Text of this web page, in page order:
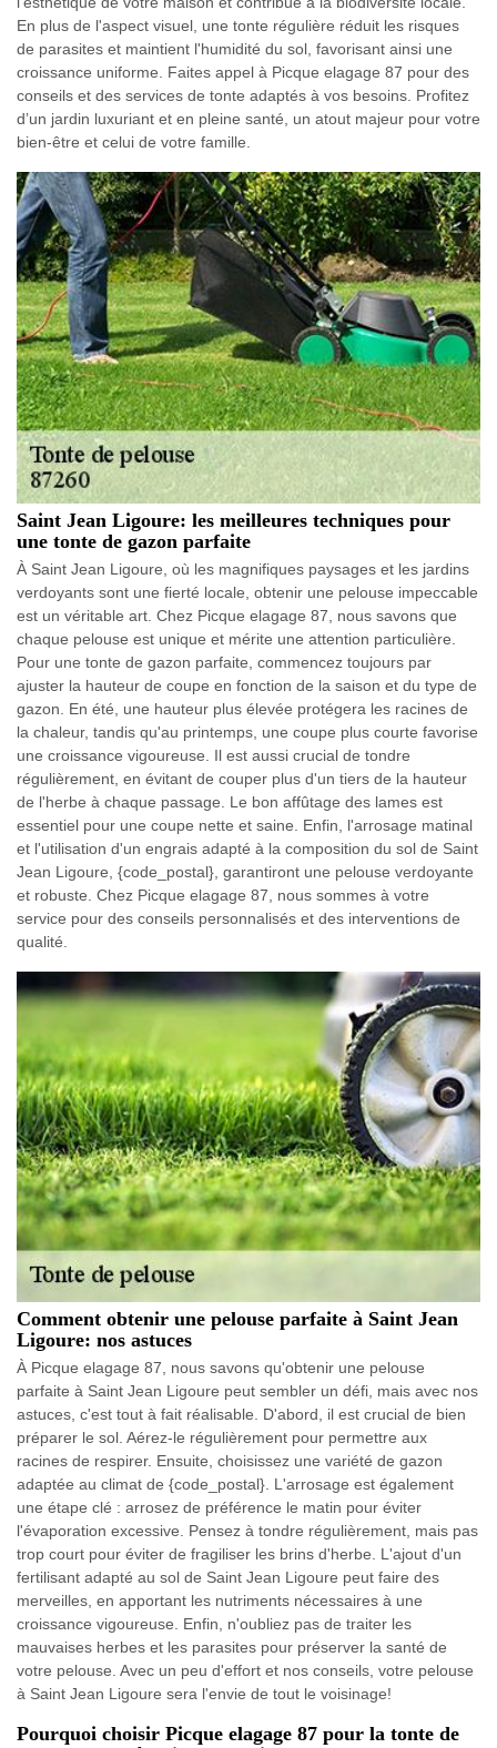
En plus de l'aspect visuel, une tonte régulière réduit les risques
de parasites et maintient l'humidité du sol, favorisant ainsi une
croissance uniforme. Faites appel à Picque elagage 87 pour des
conseils et des services de tonte adaptés à vos besoins. Profitez
d’un jardin luxuriant et en pleine santé, un atout majeur pour votre
bien-être et celui de votre famille.
Saint Jean Ligoure: les meilleures techniques pour
une tonte de gazon parfaite
À Saint Jean Ligoure, où les magnifiques paysages et les jardins
verdoyants sont une fierté locale, obtenir une pelouse impeccable
est un véritable art. Chez Picque elagage 87, nous savons que
chaque pelouse est unique et mérite une attention particulière.
Pour une tonte de gazon parfaite, commencez toujours par
ajuster la hauteur de coupe en fonction de la saison et du type de
gazon. En été, une hauteur plus élevée protégera les racines de
la chaleur, tandis qu'au printemps, une coupe plus courte favorise
une croissance vigoureuse. Il est aussi crucial de tondre
régulièrement, en évitant de couper plus d'un tiers de la hauteur
de l'herbe à chaque passage. Le bon affûtage des lames est
essentiel pour une coupe nette et saine. Enfin, l'arrosage matinal
et l'utilisation d'un engrais adapté à la composition du sol de Saint
Jean Ligoure, {code_postal}, garantiront une pelouse verdoyante
et robuste. Chez Picque elagage 87, nous sommes à votre
service pour des conseils personnalisés et des interventions de
qualité.
Comment obtenir une pelouse parfaite à Saint Jean
Ligoure: nos astuces
À Picque elagage 87, nous savons qu'obtenir une pelouse
parfaite à Saint Jean Ligoure peut sembler un défi, mais avec nos
astuces, c'est tout à fait réalisable. D'abord, il est crucial de bien
préparer le sol. Aérez-le régulièrement pour permettre aux
racines de respirer. Ensuite, choisissez une variété de gazon
adaptée au climat de {code_postal}. L'arrosage est également
une étape clé : arrosez de préférence le matin pour éviter
l'évaporation excessive. Pensez à tondre régulièrement, mais pas
trop court pour éviter de fragiliser les brins d'herbe. L'ajout d'un
fertilisant adapté au sol de Saint Jean Ligoure peut faire des
merveilles, en apportant les nutriments nécessaires à une
croissance vigoureuse. Enfin, n'oubliez pas de traiter les
mauvaises herbes et les parasites pour préserver la santé de
votre pelouse. Avec un peu d'effort et nos conseils, votre pelouse
à Saint Jean Ligoure sera l'envie de tout le voisinage!
Pourquoi choisir Picque elagage 87 pour la tonte de